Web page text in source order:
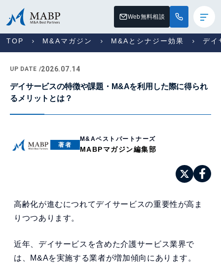
Web無料相談
TOP M&Aマガジン M&Aとシナジー効果 デイ
UP DATE /2026.07.14
デイサービスの特徴や課題・M&Aを利用した際に得られ
るメリットとは？
著者
M&Aベストパートナーズ
MABPマガジン編集部
高齢化が進むにつれてデイサービスの重要性が高ま
りつつあります。
近年、デイサービスを含めた介護サービス業界で
は、M&Aを実施する業者が増加傾向にあります。